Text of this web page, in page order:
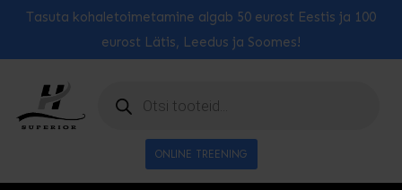
Tasuta kohaletoimetamine algab 50 eurost Eestis ja 100
eurost Lätis, Leedus ja Soomes!
otsing
ONLINE TREENING